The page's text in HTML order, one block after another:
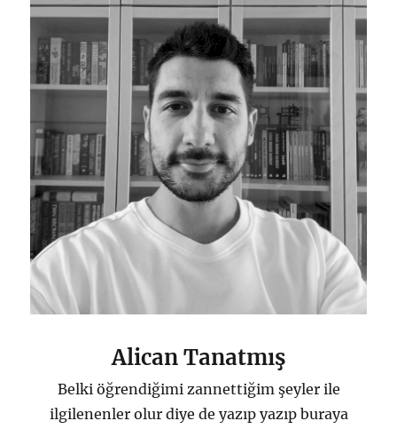
Alican Tanatmış
Belki öğrendiğimi zannettiğim şeyler ile
ilgilenenler olur diye de yazıp yazıp buraya